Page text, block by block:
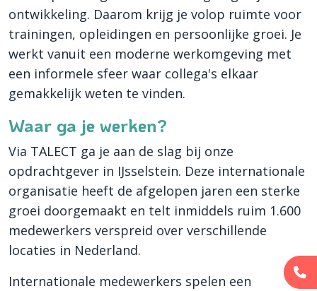
ontwikkeling. Daarom krijg je volop ruimte voor
trainingen, opleidingen en persoonlijke groei. Je
werkt vanuit een moderne werkomgeving met
een informele sfeer waar collega's elkaar
gemakkelijk weten te vinden.
Waar ga je werken?
Via TALECT ga je aan de slag bij onze
opdrachtgever in IJsselstein. Deze internationale
organisatie heeft de afgelopen jaren een sterke
groei doorgemaakt en telt inmiddels ruim 1.600
medewerkers verspreid over verschillende
locaties in Nederland.
Internationale medewerkers spelen een